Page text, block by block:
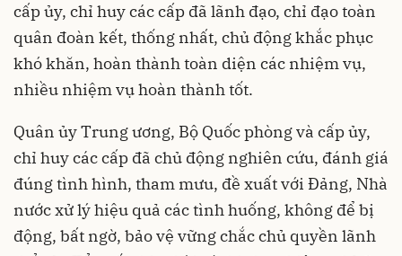
cấp ủy, chỉ huy các cấp đã lãnh đạo, chỉ đạo toàn
quân đoàn kết, thống nhất, chủ động khắc phục
khó khăn, hoàn thành toàn diện các nhiệm vụ,
nhiều nhiệm vụ hoàn thành tốt.
Quân ủy Trung ương, Bộ Quốc phòng và cấp ủy,
chỉ huy các cấp đã chủ động nghiên cứu, đánh giá
đúng tình hình, tham mưu, đề xuất với Đảng, Nhà
nước xử lý hiệu quả các tình huống, không để bị
động, bất ngờ, bảo vệ vững chắc chủ quyền lãnh